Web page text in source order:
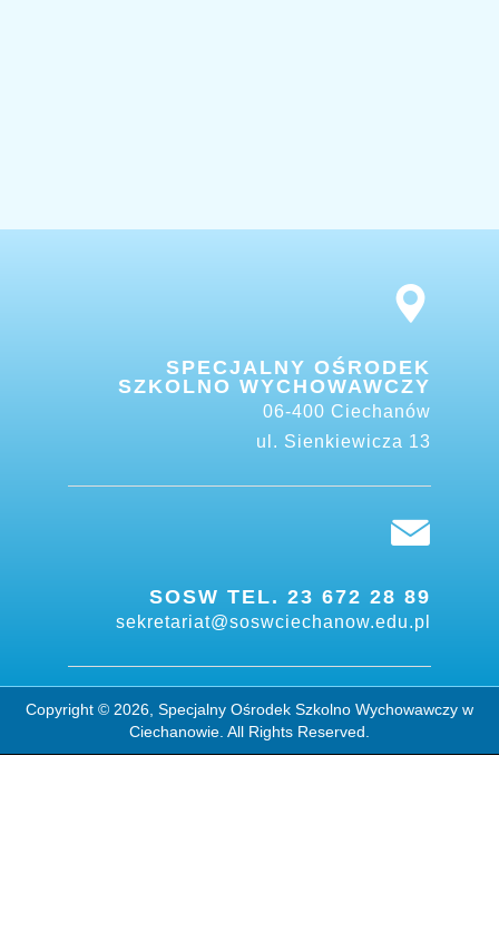
SPECJALNY OŚRODEK
SZKOLNO WYCHOWAWCZY
06-400 Ciechanów
ul. Sienkiewicza 13
SOSW TEL. 23 672 28 89
sekretariat@soswciechanow.edu.pl
Copyright © 2026, Specjalny Ośrodek Szkolno Wychowawczy w
Ciechanowie. All Rights Reserved.